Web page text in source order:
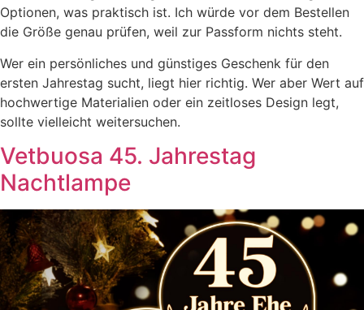
Optionen, was praktisch ist. Ich würde vor dem Bestellen
die Größe genau prüfen, weil zur Passform nichts steht.
Wer ein persönliches und günstiges Geschenk für den
ersten Jahrestag sucht, liegt hier richtig. Wer aber Wert auf
hochwertige Materialien oder ein zeitloses Design legt,
sollte vielleicht weitersuchen.
Vetbuosa 45. Jahrestag
Nachtlampe